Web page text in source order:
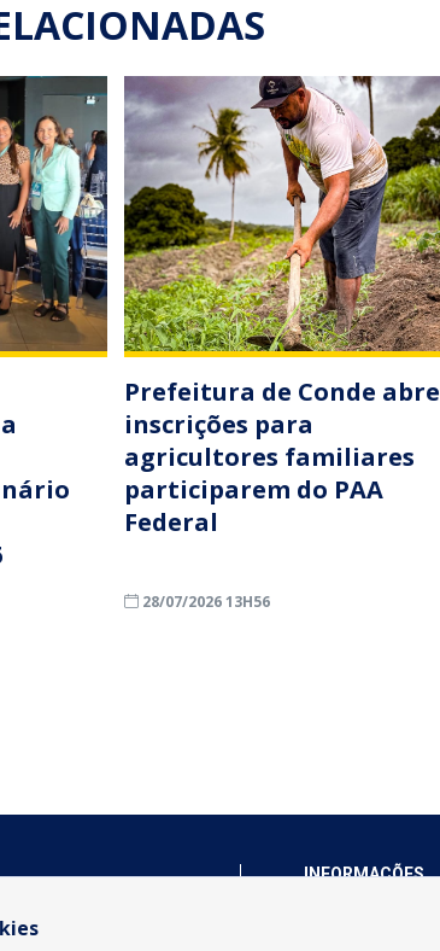
Prefeitura de Conde abre
inscrições para
agricultores familiares
participarem do PAA
Federal
28/07/2026 13H56
INFORMAÇÕES